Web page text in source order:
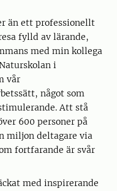
än ett professionellt
fylld av lärande,
med min kollega
i
vår
något som
Att stå
600 personer på
miljon deltagare via
fortfarande är svår
med inspirerande